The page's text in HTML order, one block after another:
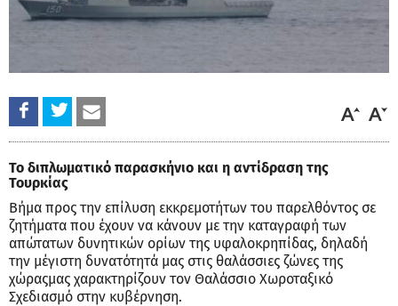
Το διπλωματικό παρασκήνιο και η αντίδραση της
Τουρκίας
Βήμα προς την επίλυση εκκρεμοτήτων του παρελθόντος σε
ζητήματα που έχουν να κάνουν με την καταγραφή των
απώτατων δυνητικών ορίων της υφαλοκρηπίδας, δηλαδή
την μέγιστη δυνατότητά μας στις θαλάσσιες ζώνες της
χώραςμας χαρακτηρίζουν τον Θαλάσσιο Χωροταξικό
Σχεδιασμό στην κυβέρνηση.